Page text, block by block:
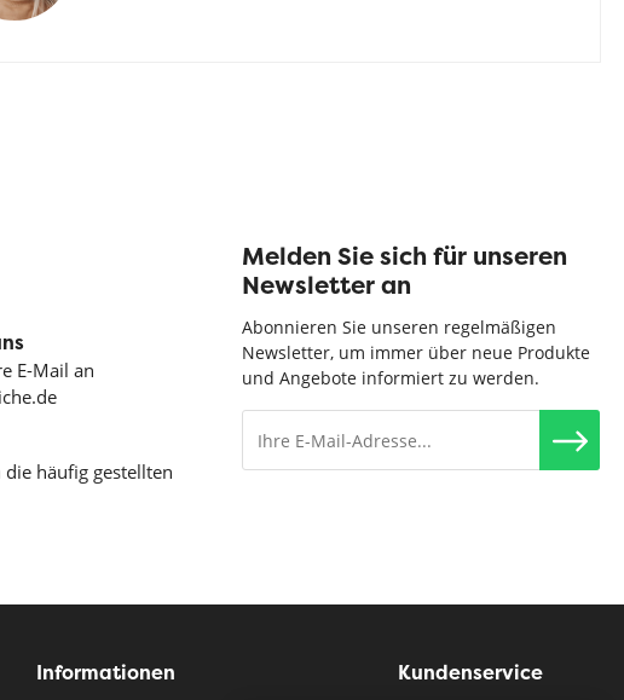
E-Mail an
die häufig gestellten
Melden Sie sich für unseren
Newsletter an
Abonnieren Sie unseren regelmäßigen
Newsletter, um immer über neue Produkte
und Angebote informiert zu werden.
Informationen Kundenservice